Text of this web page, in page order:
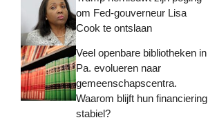
om Fed-gouverneur Lisa
Cook te ontslaan
Veel openbare bibliotheken in
Pa. evolueren naar
gemeenschapscentra.
Waarom blijft hun financiering
stabiel?